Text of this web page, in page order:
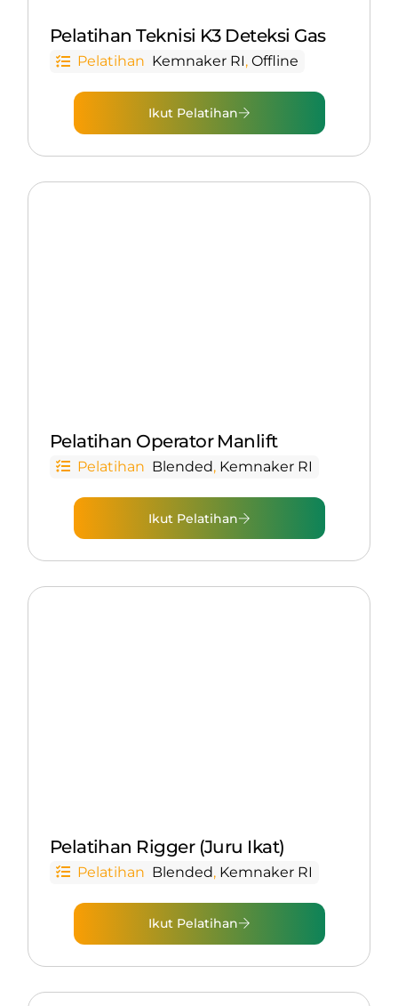
Pelatihan Teknisi K3 Deteksi Gas
Pelatihan Kemnaker RI, Offline
Ikut Pelatihan
Pelatihan Operator Manlift
Pelatihan Blended, Kemnaker RI
Ikut Pelatihan
Pelatihan Rigger (Juru Ikat)
Pelatihan Blended, Kemnaker RI
Ikut Pelatihan